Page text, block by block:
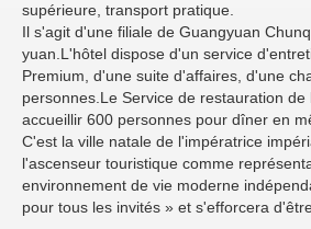
supérieure, transport pratique.
Il s'agit d'une filiale de Guangyuan
yuan.L'hôtel dispose d'un service
Premium, d'une suite d'affaires, d'une
personnes.Le Service de restauration
accueillir 600 personnes pour dîner en
C'est la ville natale de l'impératrice
l'ascenseur touristique comme
environnement de vie moderne
pour tous les invités » et s'efforcera